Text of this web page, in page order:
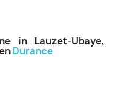
in Lauzet-Ubaye,
Durance